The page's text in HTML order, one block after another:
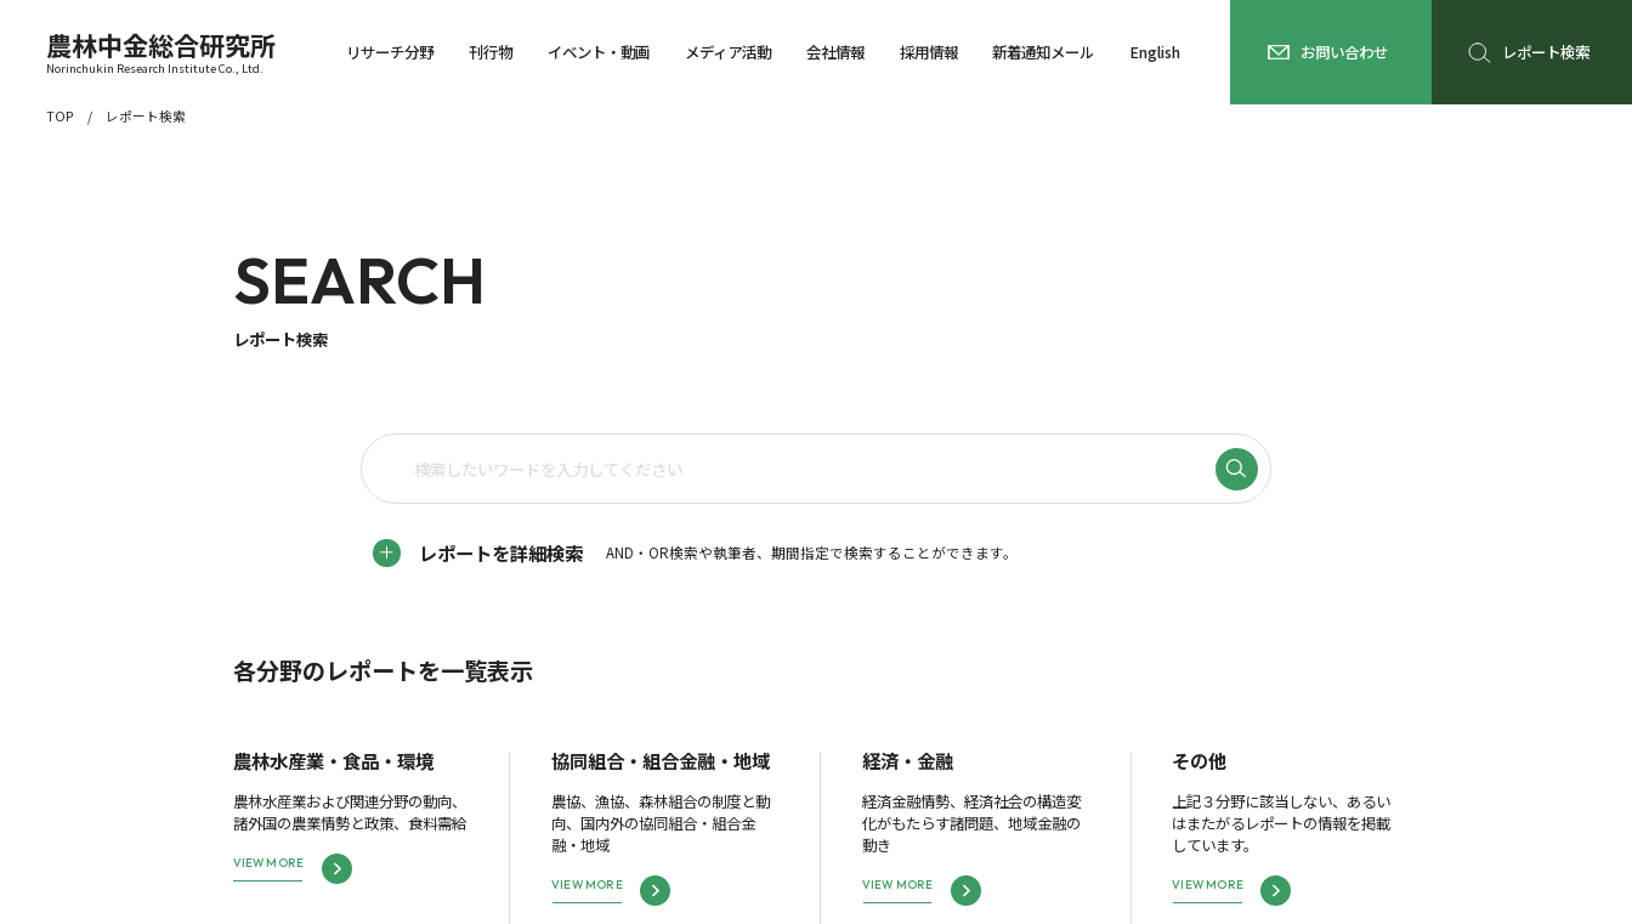
農林中金総合研究所
Norinchukin Research Institute Co., Ltd.
リサーチ分野 刊行物 イベント・動画 メディア活動 会社情報 採用情報 新着通知メール English お問い合わせ レポート検索
TOP レポート検索
SEARCH
レポート検索
レポートを詳細検索 AND・OR検索や執筆者、期間指定で検索することができます。
各分野のレポートを一覧表示
農林水産業・食品・環境
農林水産業および関連分野の動向、
諸外国の農業情勢と政策、食料需給
VIEW MORE
協同組合・組合金融・地域
農協、漁協、森林組合の制度と動
向、国内外の協同組合・組合金
融・地域
VIEW MORE
経済・金融
経済金融情勢、経済社会の構造変
化がもたらす諸問題、地域金融の
動き
VIEW MORE
その他
上記３分野に該当しない、あるい
はまたがるレポートの情報を掲載
しています。
VIEW MORE